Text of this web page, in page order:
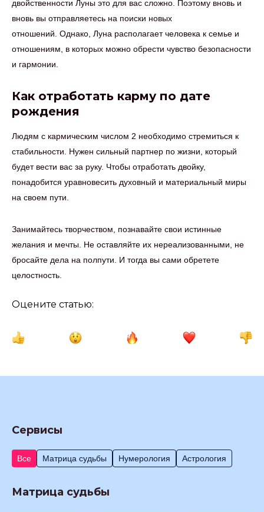
двойственности Луны это для вас сложно. Поэтому вновь и
вновь вы отправляетесь на поиски новых
отношений. Однако, Луна располагает человека к семье и
отношениям, в которых можно обрести чувство безопасности
и гармонии.
Как отработать карму по дате
рождения
Людям с кармическим числом 2 необходимо стремиться к
стабильности. Нужен сильный партнер по жизни, который
будет вести вас за руку. Чтобы отработать двойку,
понадобится уравновесить духовный и материальный миры
на своем пути.
Занимайтесь творчеством, познавайте свои истинные
желания и мечты. Не оставляйте их нереализованными, не
бросайте дела на полпути. И тогда вы сами обретете
целостность.
Оцените статью:
Сервисы
Все Матрица судьбы Нумерология Астрология
Матрица судьбы